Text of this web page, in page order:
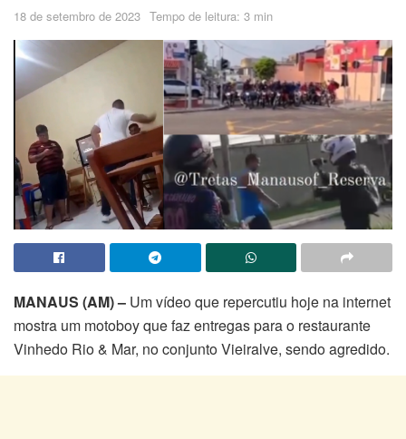
18 de setembro de 2023 Tempo de leitura: 3 min
MANAUS (AM) – Um vídeo que repercutiu hoje na internet
mostra um motoboy que faz entregas para o restaurante
Vinhedo Rio​ & Mar, no conjunto Vieiralve, sendo agredido.